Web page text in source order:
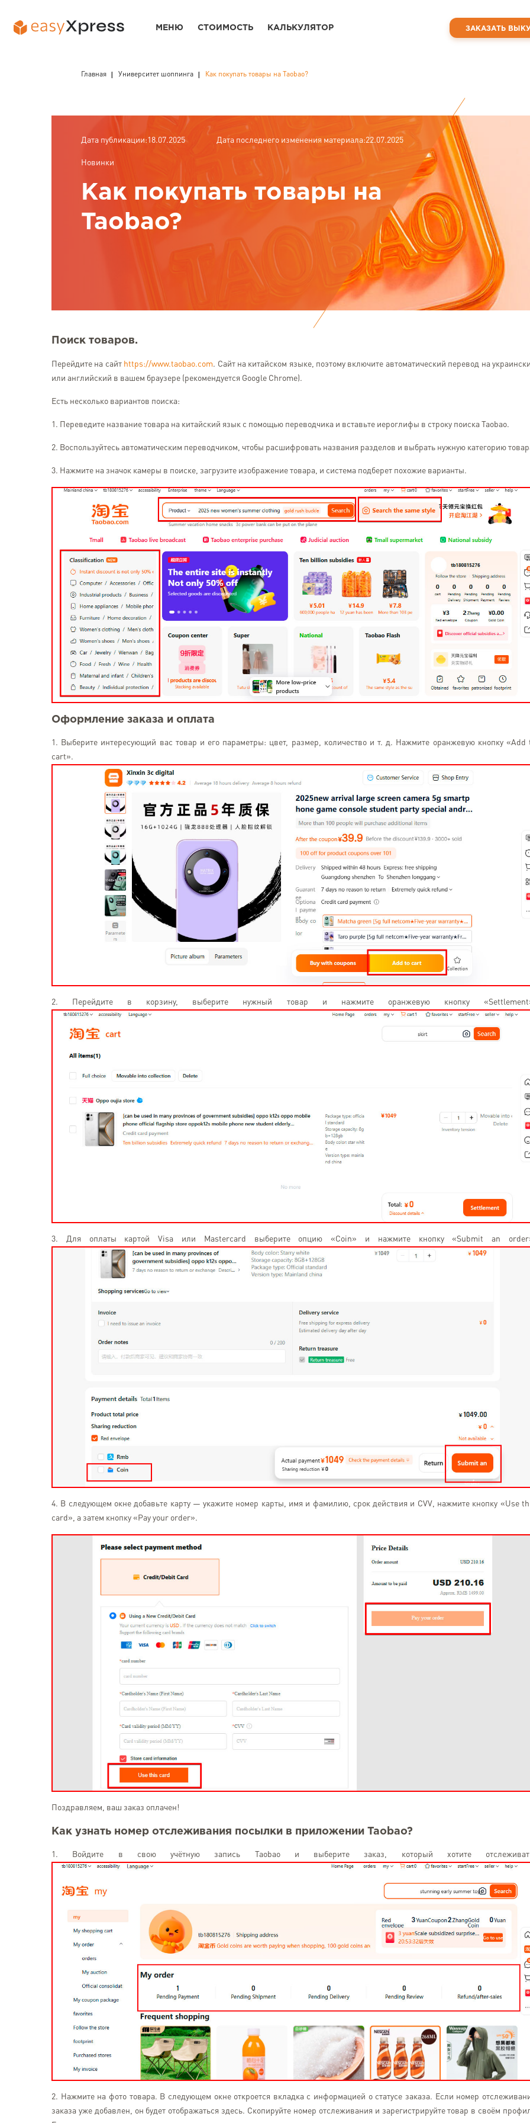
Главная Университет шоппинга Как покупать товары на Taobao?
Дата публикации:18.07.2025 Дата последнего изменения материала:22.07.2025
Новинки
Как покупать товары на
Taobao?
Поиск товаров.
Перейдите на сайт https://www.taobao.com. Сайт на китайском языке, поэтому включите автоматический перевод на
или английский в вашем браузере (рекомендуется Google Chrome).
Есть несколько вариантов поиска:
1. Переведите название товара на китайский язык с помощью переводчика и вставьте иероглифы в строку поиска Taobao.
2. Воспользуйтесь автоматическим переводчиком, чтобы расшифровать названия разделов и выбрать нужную категорию
3. Нажмите на значок камеры в поиске, загрузите изображение товара, и система подберет похожие варианты.
Оформление заказа и оплата
1. Выберите интересующий вас товар и его параметры: цвет, размер, количество и т. д. Нажмите оранжевую кнопку «Add
cart».
2. Перейдите в корзину, выберите нужный товар и нажмите оранжевую кнопку
3. Для оплаты картой Visa или Mastercard выберите опцию «Coin» и нажмите кнопку «Submit an
4. В следующем окне добавьте карту — укажите номер карты, имя и фамилию, срок действия и CVV, нажмите кнопку «Use
card», а затем кнопку «Pay your order».
Поздравляем, ваш заказ оплачен!
Как узнать номер отслеживания посылки в приложении Taobao?
1. Войдите в свою учётную запись Taobao и выберите заказ, который хотите
2. Нажмите на фото товара. В следующем окне откроется вкладка с информацией о статусе заказа. Если номер
заказа уже добавлен, он будет отображаться здесь. Скопируйте номер отслеживания и зарегистрируйте товар в своём
Lviv
Заказал себе
амазон,дошли за
Планирую
дальнейшем.
МЕНЮ СТОИМОСТЬ КАЛЬКУЛЯТОР ЗАКАЗАТЬ